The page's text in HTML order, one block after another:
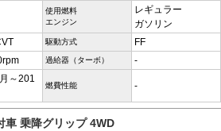
使用燃料
エンジン
レギュラー
ガソリン
駆動方式 FF
過給器（ターボ） -
～201
燃費性能 -
車 乗降グリップ 4WD